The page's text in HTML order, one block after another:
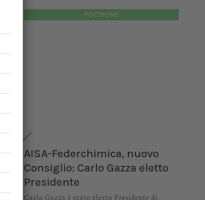
POLTRONE
AISA-Federchimica, nuovo
Consiglio: Carlo Gazza eletto
Presidente
Carlo Gazza è stato eletto Presidente di